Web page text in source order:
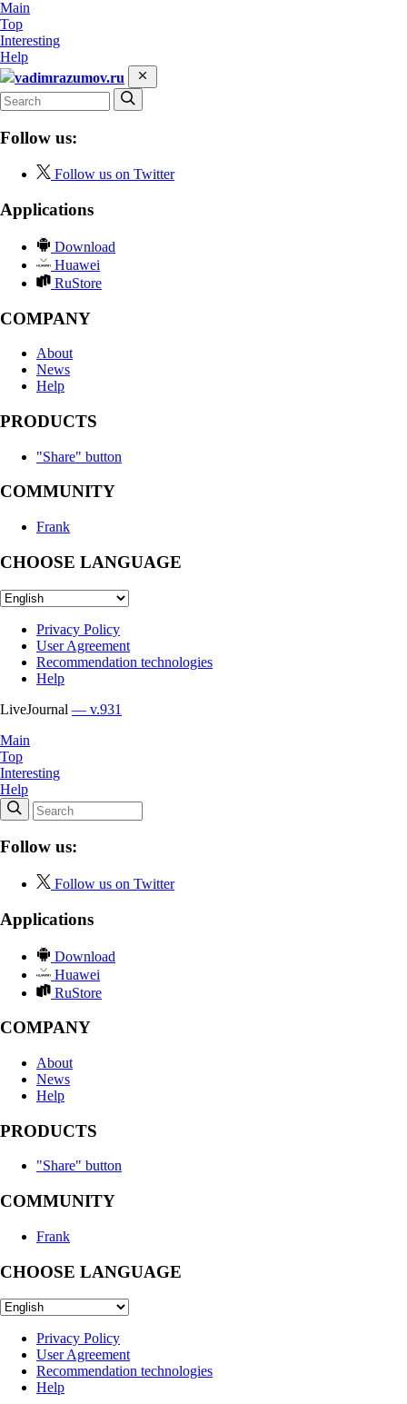
Main
Top
Interesting
Help
vadimrazumov.ru
Follow us:
Follow us on Twitter
Applications
Download
Huawei
RuStore
COMPANY
About
News
Help
PRODUCTS
"Share" button
COMMUNITY
Frank
CHOOSE LANGUAGE
Privacy Policy
User Agreement
Recommendation technologies
Help
LiveJournal — v.931
Main
Top
Interesting
Help
Follow us:
Follow us on Twitter
Applications
Download
Huawei
RuStore
COMPANY
About
News
Help
PRODUCTS
"Share" button
COMMUNITY
Frank
CHOOSE LANGUAGE
Privacy Policy
User Agreement
Recommendation technologies
Help